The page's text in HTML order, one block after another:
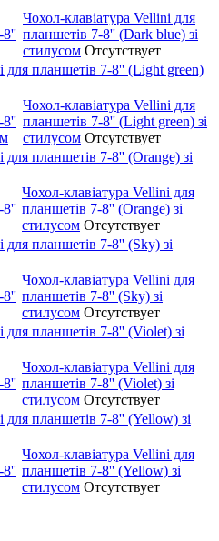
Чохол-клавіатура Vellini для
планшетів 7-8'' (Dark blue) зі
стилусом Отсутствует
для планшетів 7-8'' (Light green)
Чохол-клавіатура Vellini для
планшетів 7-8'' (Light green) зі
стилусом Отсутствует
планшетів 7-8'' (Orange) зі
Чохол-клавіатура Vellini для
планшетів 7-8'' (Orange) зі
стилусом Отсутствует
для планшетів 7-8'' (Sky) зі
Чохол-клавіатура Vellini для
планшетів 7-8'' (Sky) зі
стилусом Отсутствует
для планшетів 7-8'' (Violet) зі
Чохол-клавіатура Vellini для
планшетів 7-8'' (Violet) зі
стилусом Отсутствует
для планшетів 7-8'' (Yellow) зі
Чохол-клавіатура Vellini для
планшетів 7-8'' (Yellow) зі
стилусом Отсутствует